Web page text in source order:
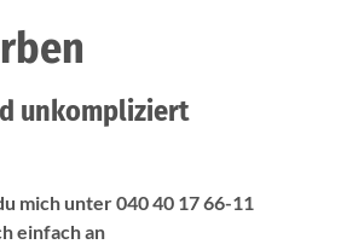
unkompliziert
mich unter 040 40 17 66-11
einfach an